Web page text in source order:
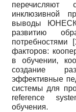
перечисляют
инклюзивной
выводы
развитию
факторов:
в обучении,
создание
эффективные
системы для
reference
обучения.